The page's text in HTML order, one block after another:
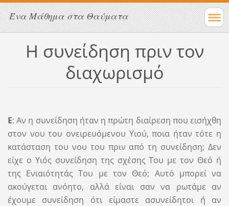
Ένα Μάθημα στα Θαύματα
Η συνείδηση πριν τον
διαχωρισμό
Ε: Αν η συνείδηση ​​ήταν η πρώτη διαίρεση που εισήχθη
στον νου του ονειρευόμενου Υιού, ποια ήταν τότε η
κατάσταση του νου του πριν από τη συνείδηση; Δεν
είχε ο Υιός συνείδηση ​​της σχέσης Του με τον Θεό ή
της Ενιαιότητάς Του με τον Θεό; Αυτό μπορεί να
ακούγεται ανόητο, αλλά είναι σαν να ρωτάμε αν
έχουμε συνείδηση ​​ότι είμαστε ασυνείδητοι ή αν